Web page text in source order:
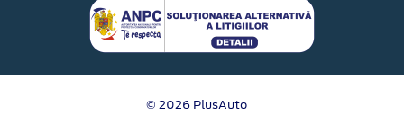
© 2026 PlusAuto